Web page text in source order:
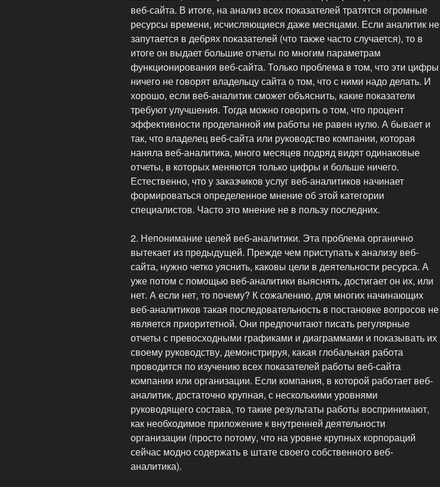
веб-сайта. В итоге, на анализ всех показателей тратятся огромные
ресурсы времени, исчисляющиеся даже месяцами. Если аналитик не
запутается в дебрях показателей (что также часто случается), то в
итоге он выдает большие отчеты по многим параметрам
функционирования веб-сайта. Только проблема в том, что эти цифры
ничего не говорят владельцу сайта о том, что с ними надо делать. И
хорошо, если веб-аналитик сможет объяснить, какие показатели
требуют улучшения. Тогда можно говорить о том, что процент
эффективности проделанной им работы не равен нулю. А бывает и
так, что владелец веб-сайта или руководство компании, которая
наняла веб-аналитика, много месяцев подряд видят одинаковые
отчеты, в которых меняются только цифры и больше ничего.
Естественно, что у заказчиков услуг веб-аналитиков начинает
формироваться определенное мнение об этой категории
специалистов. Часто это мнение не в пользу последних.
2. Непонимание целей веб-аналитики. Эта проблема органично
вытекает из предыдущей. Прежде чем приступать к анализу веб-
сайта, нужно четко уяснить, каковы цели в деятельности ресурса. А
уже потом с помощью веб-аналитики выяснять, достигает он их, или
нет. А если нет, то почему? К сожалению, для многих начинающих
веб-аналитиков такая последовательность в постановке вопросов не
является приоритетной. Они предпочитают писать регулярные
отчеты с превосходными графиками и диаграммами и показывать их
своему руководству, демонстрируя, какая глобальная работа
проводится по изучению всех показателей работы веб-сайта
компании или организации. Если компания, в которой работает веб-
аналитик, достаточно крупная, с несколькими уровнями
руководящего состава, то такие результаты работы воспринимают,
как необходимое приложение к внутренней деятельности
организации (просто потому, что на уровне крупных корпораций
сейчас модно содержать в штате своего собственного веб-
аналитика).